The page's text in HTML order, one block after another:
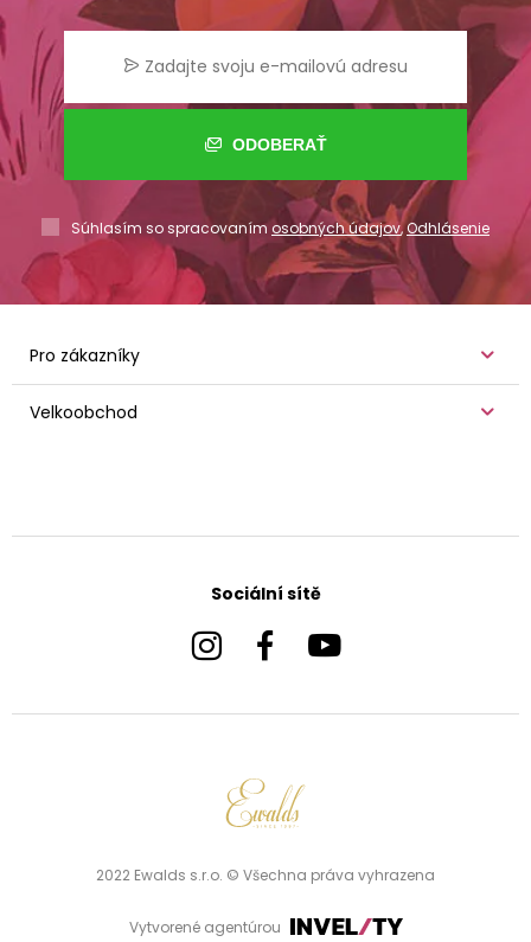
ODOBERAŤ
Súhlasím so spracovaním osobných údajov,Odhlásenie
Pro zákazníky
Velkoobchod
Sociální sítě
2022 Ewalds s.r.o. © Všechna práva vyhrazena
Vytvorené agentúrou